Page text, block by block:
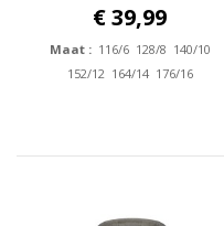
€ 39,99
Maat : 116/6 128/8 140/10
152/12 164/14 176/16